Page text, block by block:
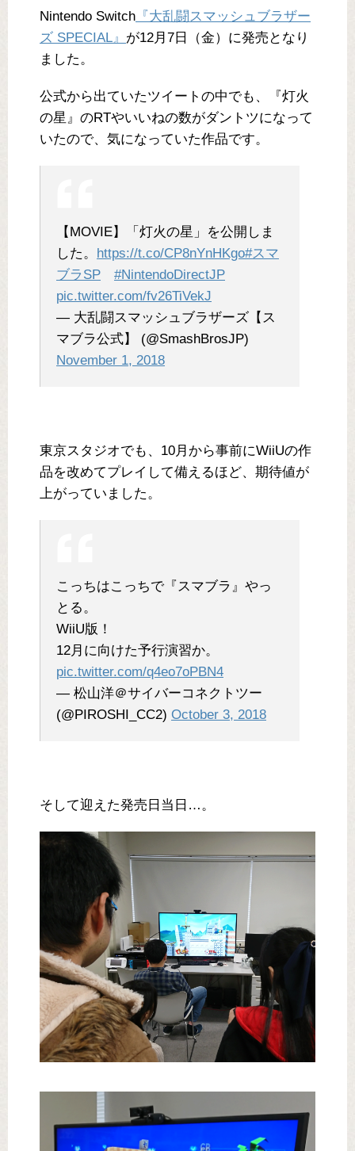
Nintendo Switch 『大乱闘スマッシュブラザー
ズ SPECIAL』 が12月7日（金）に発売となり
ました。
公式から出ていたツイートの中でも、『灯火
の星』のRTやいいねの数がダントツになって
いたので、気になっていた作品です。
【MOVIE】「灯火の星」を公開しま
した。
https://t.co/CP8nYnHKgo#スマ
ブラSP
#NintendoDirectJP
pic.twitter.com/fv26TiVekJ
— 大乱闘スマッシュブラザーズ【ス
マブラ公式】 (@SmashBrosJP)
November 1, 2018
東京スタジオでも、10月から事前にWiiUの作
品を改めてプレイして備えるほど、期待値が
上がっていました。
こっちはこっちで『スマブラ』やっ
とる。
WiiU版！
12月に向けた予行演習か。
pic.twitter.com/q4eo7oPBN4
— 松山洋＠サイバーコネクトツー
(@PIROSHI_CC2) October 3, 2018
そして迎えた発売日当日…。